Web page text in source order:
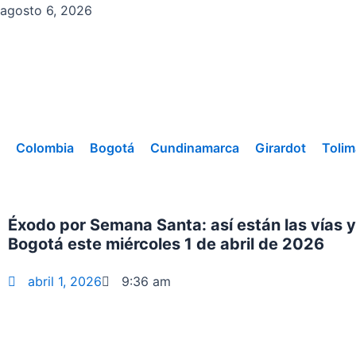
Ir
agosto 6, 2026
Colombia Bogotá Cundinamarca Girardot
Éxodo por Semana Santa: así están las vías
Bogotá este miércoles 1 de abril de 2026
abril 1, 2026 9:36 am